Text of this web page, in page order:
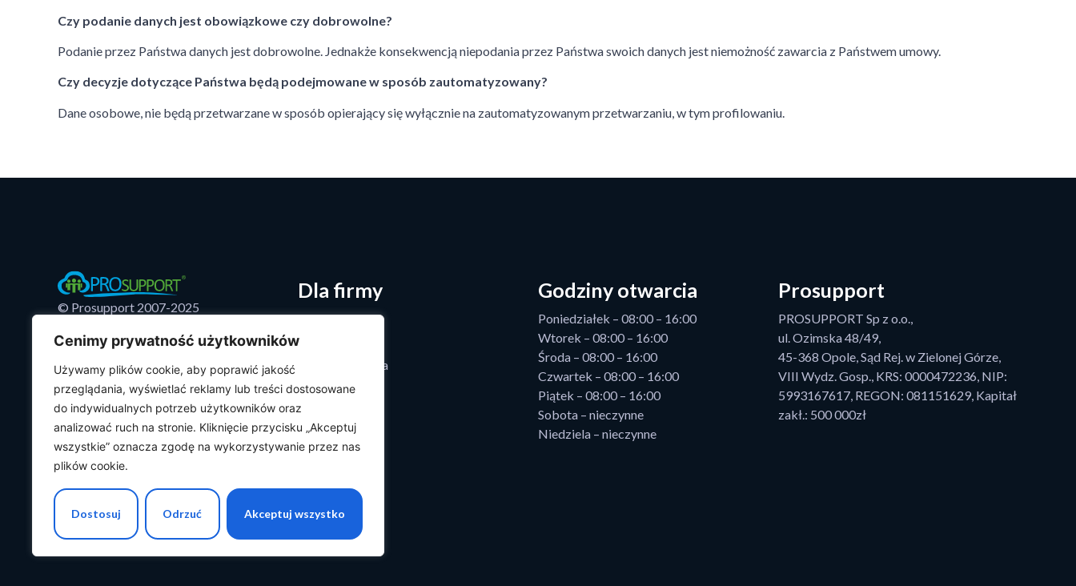
Cenimy prywatność użytkowników
Używamy plików cookie, aby poprawić jakość
przeglądania, wyświetlać reklamy lub treści dostosowane
do indywidualnych potrzeb użytkowników oraz
analizować ruch na stronie. Kliknięcie przycisku „Akceptuj
wszystkie” oznacza zgodę na wykorzystywanie przez nas
plików cookie.
Dostosuj Odrzuć Akceptuj wszystko
Czy podanie danych jest obowiązkowe czy dobrowolne?
Podanie przez Państwa danych jest dobrowolne. Jednakże konsekwencją niepodania przez Państwa swoich danych jest niemożność zawarcia z Państwem umowy.
Czy decyzje dotyczące Państwa będą podejmowane w sposób zautomatyzowany?
Dane osobowe, nie będą przetwarzane w sposób opierający się wyłącznie na zautomatyzowanym przetwarzaniu, w tym profilowaniu.
© Prosupport 2007-2025
30 Stycznia 7/2, 66-400 Gorzów Wlkp.
Polityka prywatności
Polityka cookies
Projekty UE
Projekt i realizacja:
Dla firmy
O nas
Oferta
Prosupport Azja
Baza wiedzy
Kontakt
Godziny otwarcia
Poniedziałek – 08:00 – 16:00
Wtorek – 08:00 – 16:00
Środa – 08:00 – 16:00
Czwartek – 08:00 – 16:00
Piątek – 08:00 – 16:00
Sobota – nieczynne
Niedziela – nieczynne
Prosupport
PROSUPPORT Sp z o.o.,
ul. Ozimska 48/49,
45-368 Opole, Sąd Rej. w Zielonej Górze,
VIII Wydz. Gosp., KRS: 0000472236, NIP:
5993167617, REGON: 081151629, Kapitał
zakł.: 500 000zł